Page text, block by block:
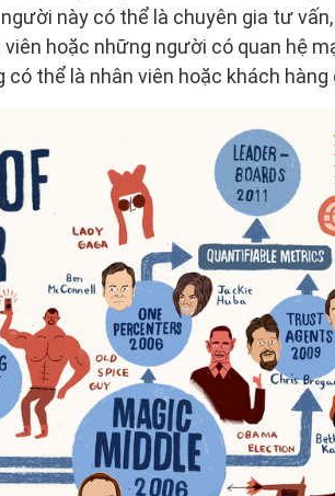
này có thể là chuyên gia tư
hoặc những người có quan hệ
thể là nhân viên hoặc khách hàng